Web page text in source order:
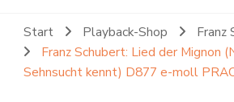
Start Playback-Shop
Franz
Franz Schubert: Lied der Mignon
Sehnsucht kennt) D877 e-moll